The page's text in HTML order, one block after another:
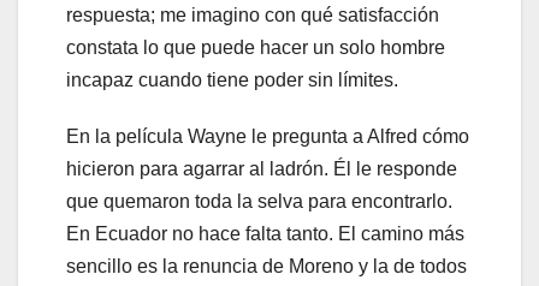
respuesta; me imagino con qué satisfacción
constata lo que puede hacer un solo hombre
incapaz cuando tiene poder sin límites.
En la película Wayne le pregunta a Alfred cómo
hicieron para agarrar al ladrón. Él le responde
que quemaron toda la selva para encontrarlo.
En Ecuador no hace falta tanto. El camino más
sencillo es la renuncia de Moreno y la de todos